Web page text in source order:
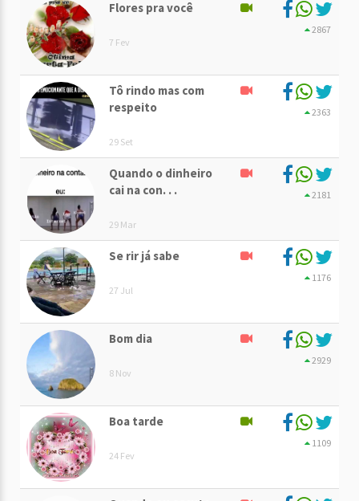
Flores pra você
7 Fev
2867
Tô rindo mas com
respeito
29 Set
2363
Quando o dinheiro
cai na con. . .
29 Mar
2181
Se rir já sabe
27 Jul
1176
Bom dia
8 Nov
2929
Boa tarde
24 Fev
1109